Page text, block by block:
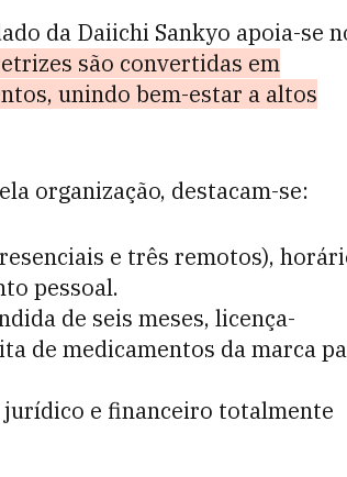
da Daiichi Sankyo apoia-se
são convertidas em
unindo bem-estar a altos
organização, destacam-se:
e três remotos),
pessoal.
de seis meses, licença-
de medicamentos da marca
jurídico e financeiro totalmente